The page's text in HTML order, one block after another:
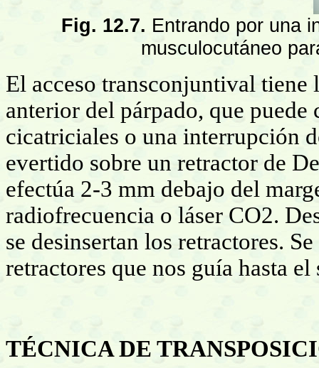
Fig. 12.7. Entrando por una
musculocutáneo
El acceso transconjuntival tiene
anterior del párpado, que
cicatriciales o una interrupción
evertido sobre un retractor de
efectúa 2-3 mm debajo del
radiofrecuencia o láser CO2.
se desinsertan los retractores.
retractores que nos guía hasta el
TÉCNICA DE